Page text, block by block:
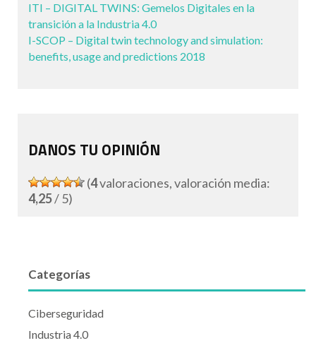
ITI – DIGITAL TWINS: Gemelos Digitales en la
transición a la Industria 4.0
I-SCOP – Digital twin technology and simulation:
benefits, usage and predictions 2018
DANOS TU OPINIÓN
(4valoraciones, valoración media:
4,25/ 5)
Categorías
Ciberseguridad
Industria 4.0